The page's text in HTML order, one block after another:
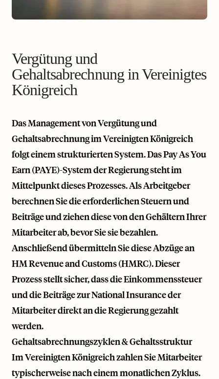
Vergütung und
Gehaltsabrechnung in Vereinigtes
Königreich
Das Management von Vergütung und
Gehaltsabrechnung im Vereinigten Königreich
folgt einem strukturierten System. Das Pay As You
Earn (PAYE)-System der Regierung steht im
Mittelpunkt dieses Prozesses. Als Arbeitgeber
berechnen Sie die erforderlichen Steuern und
Beiträge und ziehen diese von den Gehältern Ihrer
Mitarbeiter ab, bevor Sie sie bezahlen.
Anschließend übermitteln Sie diese Abzüge an
HM Revenue and Customs (HMRC). Dieser
Prozess stellt sicher, dass die Einkommenssteuer
und die Beiträge zur National Insurance der
Mitarbeiter direkt an die Regierung gezahlt
werden.
Gehaltsabrechnungszyklen & Gehaltsstruktur
Im Vereinigten Königreich zahlen Sie Mitarbeiter
typischerweise nach einem monatlichen Zyklus.